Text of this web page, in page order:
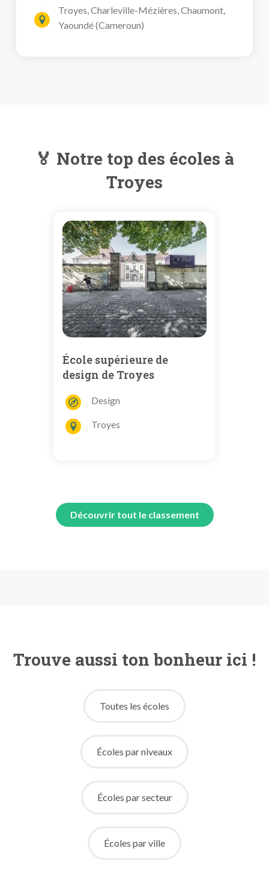
Troyes, Charleville-Mézières, Chaumont,
Yaoundé (Cameroun)
🏅 Notre top des écoles à
Troyes
École supérieure de
design de Troyes
Design
Troyes
Découvrir tout le classement
Trouve aussi ton bonheur ici !
Toutes les écoles
Écoles par niveaux
Écoles par secteur
Écoles par ville